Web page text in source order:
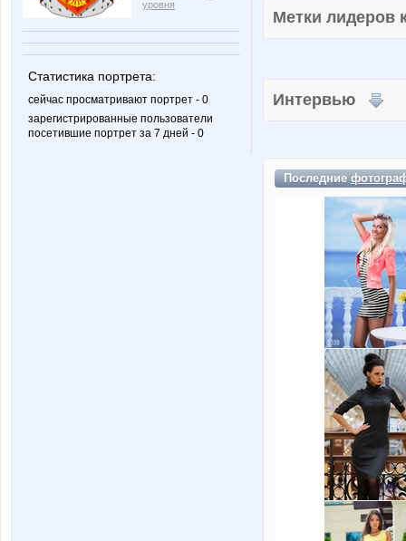
уровня
Статистика портрета:
сейчас просматривают портрет - 0
зарегистрированные пользователи
посетившие портрет за 7 дней - 0
Метки
Интервью
Последние